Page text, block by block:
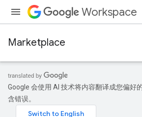
Workspace
Marketplace
Google 会使用 AI 技术将内容翻译成您偏好
含错误。